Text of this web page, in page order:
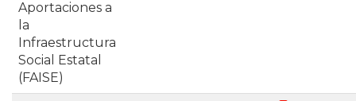
Aportaciones a
la
Infraestructura
Social Estatal
(FAISE)